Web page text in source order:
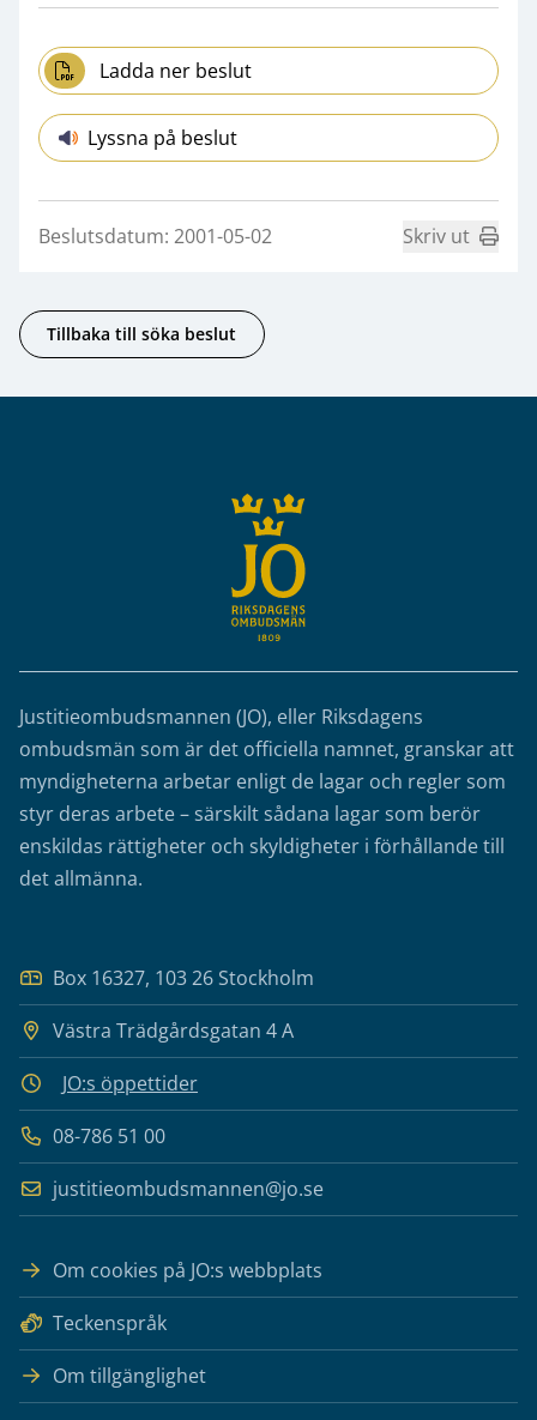
Ladda ner beslut
Lyssna på beslut
Beslutsdatum: 2001-05-02 Skriv ut
Tillbaka till söka beslut
Justitieombudsmannen (JO), eller Riksdagens
ombudsmän som är det officiella namnet, granskar att
myndigheterna arbetar enligt de lagar och regler som
styr deras arbete – särskilt sådana lagar som berör
enskildas rättigheter och skyldigheter i förhållande till
det allmänna.
Box 16327, 103 26 Stockholm
Västra Trädgårdsgatan 4 A
JO:s öppettider
08-786 51 00
justitieombudsmannen@jo.se
Om cookies på JO:s webbplats
Teckenspråk
Om tillgänglighet